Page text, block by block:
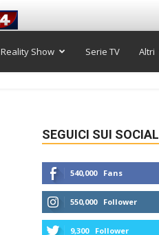
Reality Show Serie TV Altri
SEGUICI SUI SOCIAL
540,000 Fans
550,000 Follower
9,300 Follower